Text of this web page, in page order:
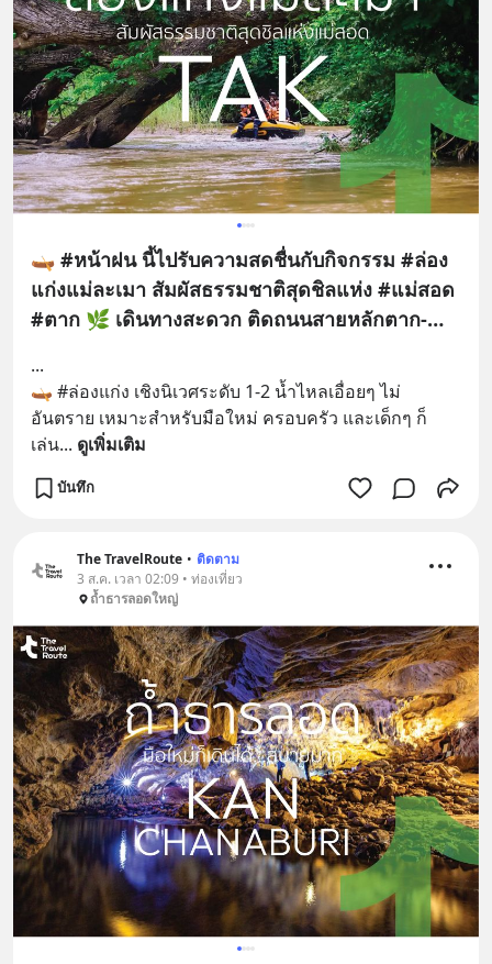
🛶 #หน้าฝน นี้ไปรับความสดชื่นกับกิจกรรม #ล่อง
แก่งแม่ละเมา สัมผัสธรรมชาติสุดชิลแห่ง #แม่สอด
#ตาก 🌿 เดินทางสะดวก ติดถนนสายหลักตาก-
...
🛶 #ล่องแก่ง เชิงนิเวศระดับ 1-2 น้ำไหลเอื่อยๆ ไม่
อันตราย เหมาะสำหรับมือใหม่ ครอบครัว และเด็กๆ ก็
เล่น... ดูเพิ่มเติม
บันทึก
The TravelRoute • ติดตาม
3 ส.ค. เวลา 02:09 • ท่องเที่ยว
ถ้ำธารลอดใหญ่